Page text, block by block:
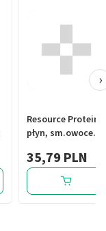
Resource Protein,
płyn, sm.owoce
szt
35,79 PLN
›